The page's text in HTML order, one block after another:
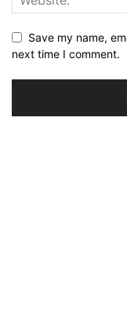
Save my name,
next time I comment.